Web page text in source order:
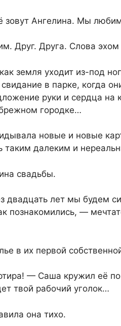
зовут Ангелина. Мы
Друг. Друга. Слова эхом
земля уходит из-под
в парке, когда
руки и сердца
городке…
новые и новые
таким далеким и
свадьбы.
лет мы будем
познакомились, —
в их первой
— Саша кружил её
твой рабочий уголок…
она тихо.